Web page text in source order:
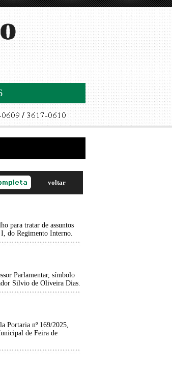
voltar
para tratar de assuntos
I, do Regimento Interno.
Parlamentar, símbolo
Silvio de Oliveira Dias.
Portaria nº 169/2025,
de Feira de